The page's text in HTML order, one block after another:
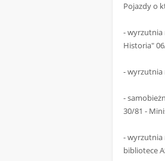
Pojazdy o
- wyrzutnia
Historia"
- wyrzutnia
-
30/81 -
- wyrzutnia
bibliotece